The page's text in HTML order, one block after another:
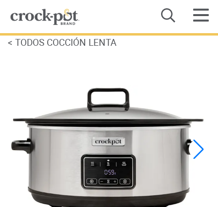
Categoría
Dónde comprar
Sobre Nosotros
Contacto
Manuales de Productos
< TODOS COCCIÓN LENTA